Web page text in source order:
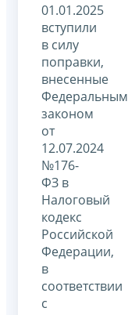
01.01.2025
вступили
в силу
поправки,
внесенные
Федеральным
законом
от
12.07.2024
№176-
ФЗ в
Налоговый
кодекс
Российской
Федерации,
в
соответствии
с